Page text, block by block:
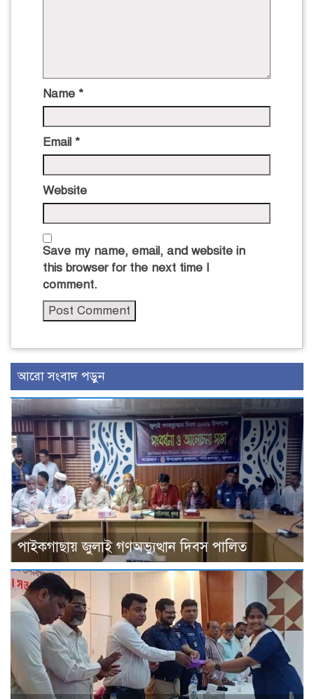
Name *
Email *
Website
Save my name, email, and website in
this browser for the next time I
comment.
আরো সংবাদ পড়ুন
পাইকগাছায় জুলাই গণঅভ্যুত্থান দিবস পালিত